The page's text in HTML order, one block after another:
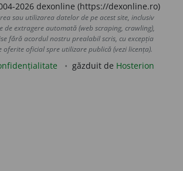
2026 dexonline (https://dexonline.ro)
sau utilizarea datelor de pe acest site, inclusiv
de extragere automată (web scraping, crawling),
fără acordul nostru prealabil scris, cu excepția
oferite oficial spre utilizare publică (vezi licența).
găzduit de Hosterion